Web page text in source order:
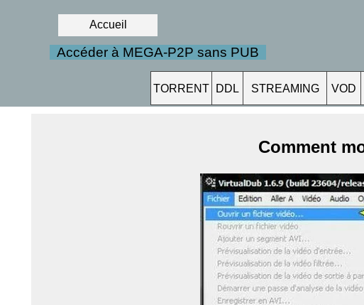
Accueil
TORRENT DDL STREAMING VOD
Accéder à MEGA-P2P sans PUB
Comment